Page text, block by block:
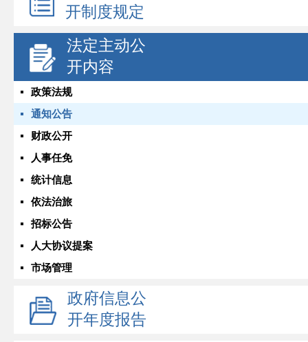
开制度规定
法定主动公
开内容
政策法规
通知公告
财政公开
人事任免
统计信息
依法治旅
招标公告
人大协议提案
市场管理
政府信息公
开年度报告